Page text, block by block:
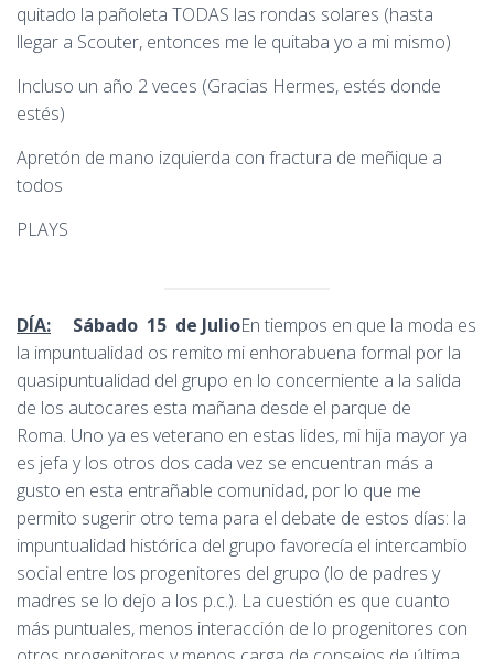
quitado la pañoleta TODAS las rondas solares (hasta
llegar a Scouter, entonces me le quitaba yo a mi mismo)
Incluso un año 2 veces (Gracias Hermes, estés donde
estés)
Apretón de mano izquierda con fractura de meñique a
todos
PLAYS
DÍA: Sábado 15 de JulioEn tiempos en que la moda es
la impuntualidad os remito mi enhorabuena formal por la
quasipuntualidad del grupo en lo concerniente a la salida
de los autocares esta mañana desde el parque de
Roma. Uno ya es veterano en estas lides, mi hija mayor ya
es jefa y los otros dos cada vez se encuentran más a
gusto en esta entrañable comunidad, por lo que me
permito sugerir otro tema para el debate de estos días: la
impuntualidad histórica del grupo favorecía el intercambio
social entre los progenitores del grupo (lo de padres y
madres se lo dejo a los p.c.). La cuestión es que cuanto
más puntuales, menos interacción de lo progenitores con